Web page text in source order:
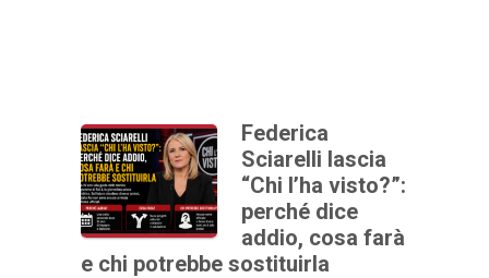
Federica
Sciarelli lascia
“Chi l’ha visto?”:
perché dice
addio, cosa farà
e chi potrebbe sostituirla